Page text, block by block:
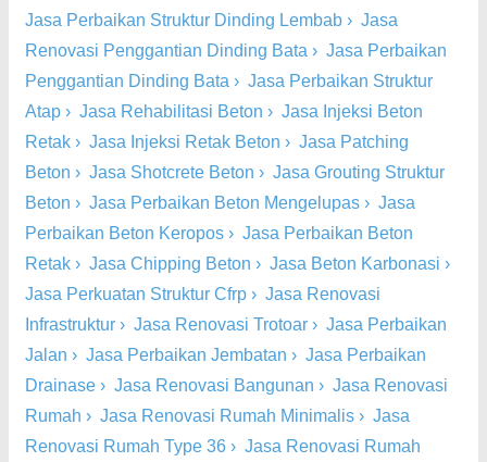
Jasa Perbaikan Struktur Dinding Lembab › Jasa
Renovasi Penggantian Dinding Bata › Jasa Perbaikan
Penggantian Dinding Bata › Jasa Perbaikan Struktur
Atap › Jasa Rehabilitasi Beton › Jasa Injeksi Beton
Retak › Jasa Injeksi Retak Beton › Jasa Patching
Beton › Jasa Shotcrete Beton › Jasa Grouting Struktur
Beton › Jasa Perbaikan Beton Mengelupas › Jasa
Perbaikan Beton Keropos › Jasa Perbaikan Beton
Retak › Jasa Chipping Beton › Jasa Beton Karbonasi ›
Jasa Perkuatan Struktur Cfrp › Jasa Renovasi
Infrastruktur › Jasa Renovasi Trotoar › Jasa Perbaikan
Jalan › Jasa Perbaikan Jembatan › Jasa Perbaikan
Drainase › Jasa Renovasi Bangunan › Jasa Renovasi
Rumah › Jasa Renovasi Rumah Minimalis › Jasa
Renovasi Rumah Type 36 › Jasa Renovasi Rumah